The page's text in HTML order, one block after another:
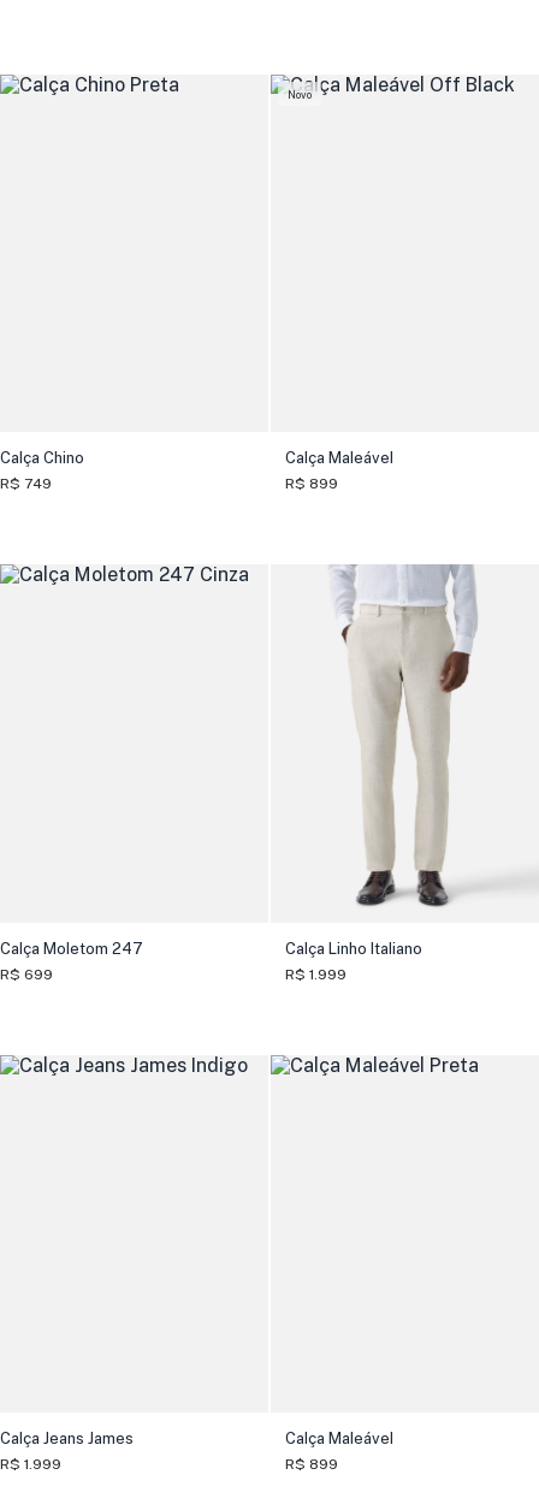
Calça Chino
R$ 749
Novo
Calça Maleável
R$ 899
Calça Moletom 247
R$ 699
Calça Linho Italiano
R$ 1.999
Calça Jeans James
R$ 1.999
Calça Maleável
R$ 899